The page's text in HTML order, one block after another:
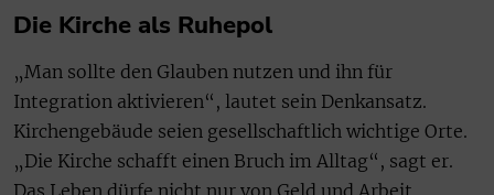
Die Kirche als Ruhepol
„Man sollte den Glauben nutzen und ihn für
Integration aktivieren“, lautet sein Denkansatz.
Kirchengebäude seien gesellschaftlich wichtige Orte.
„Die Kirche schafft einen Bruch im Alltag“, sagt er.